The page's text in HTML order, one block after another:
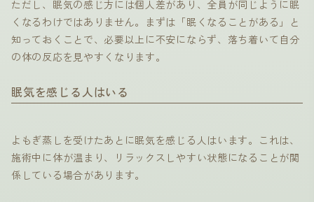
ただし、眠気の感じ方には個人差があり、全員が同じように眠
くなるわけではありません。まずは「眠くなることがある」と
知っておくことで、必要以上に不安にならず、落ち着いて自分
の体の反応を見やすくなります。
眠気を感じる人はいる
よもぎ蒸しを受けたあとに眠気を感じる人はいます。これは、
施術中に体が温まり、リラックスしやすい状態になることが関
係している場合があります。